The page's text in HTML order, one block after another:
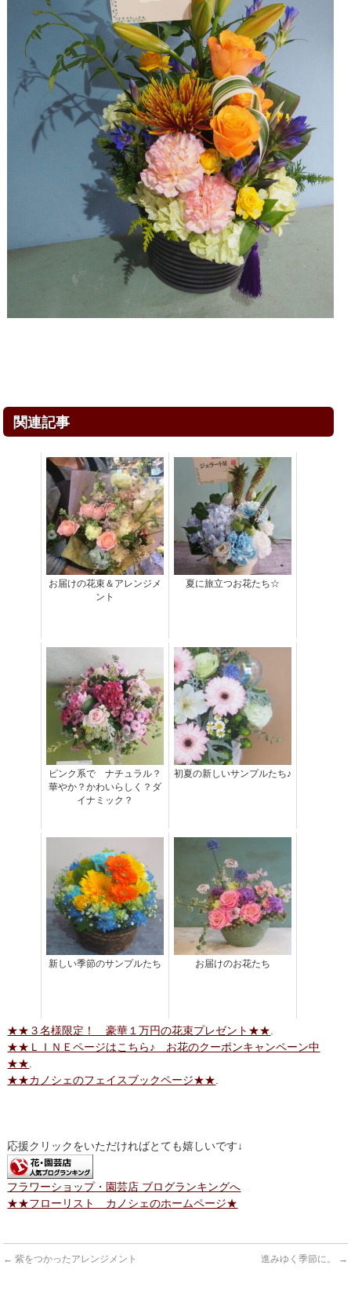
関連記事
お届けの花束＆アレンジメ
ント
夏に旅立つお花たち☆
ピンク系で ナチュラル？
華やか？かわいらしく？ダ
イナミック？
初夏の新しいサンプルたち♪
新しい季節のサンプルたち お届けのお花たち
★★３名様限定！ 豪華１万円の花束プレゼント★★
★★ＬＩＮＥページはこちら♪ お花のクーポンキャンペーン中
★★
★★カノシェのフェイスブックページ★★
応援クリックをいただければとても嬉しいです↓
フラワーショップ・園芸店 ブログランキングへ
★★フローリスト カノシェのホームページ★
← 紫をつかったアレンジメント 進みゆく季節に。 →